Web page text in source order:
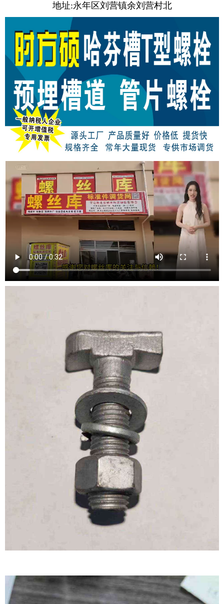
地址:永年区刘营镇余刘营村北